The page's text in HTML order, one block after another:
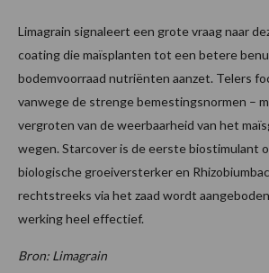
Limagrain signaleert een grote vraag naar
coating die maïsplanten tot een betere
bodemvoorraad nutriënten aanzet. Telers
vanwege de strenge bemestingsnormen –
vergroten van de weerbaarheid van het
wegen. Starcover is de eerste biostimulant
biologische groeiversterker en
rechtstreeks via het zaad wordt
werking heel effectief.
Bron: Limagrain